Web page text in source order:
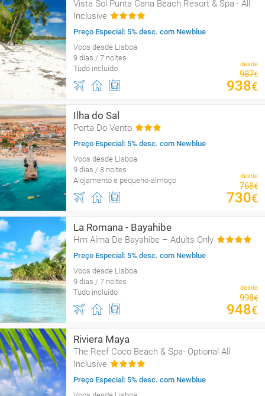
Vista Sol Punta Cana Beach Resort & Spa - All
Inclusive
Preço Especial: 5% desc. com Newblue
Voos desde Lisboa
9 dias / 7 noites
Tudo incluído
desde
987€
938€
Ilha do Sal
Porta Do Vento
Preço Especial: 5% desc. com Newblue
Voos desde Lisboa
9 dias / 8 noites
Alojamento e pequeno-almoço
desde
768€
730€
La Romana - Bayahibe
Hm Alma De Bayahibe – Adults Only
Preço Especial: 5% desc. com Newblue
Voos desde Lisboa
9 dias / 7 noites
Tudo incluído
desde
998€
948€
Riviera Maya
The Reef Coco Beach & Spa- Optional All
Inclusive
Preço Especial: 5% desc. com Newblue